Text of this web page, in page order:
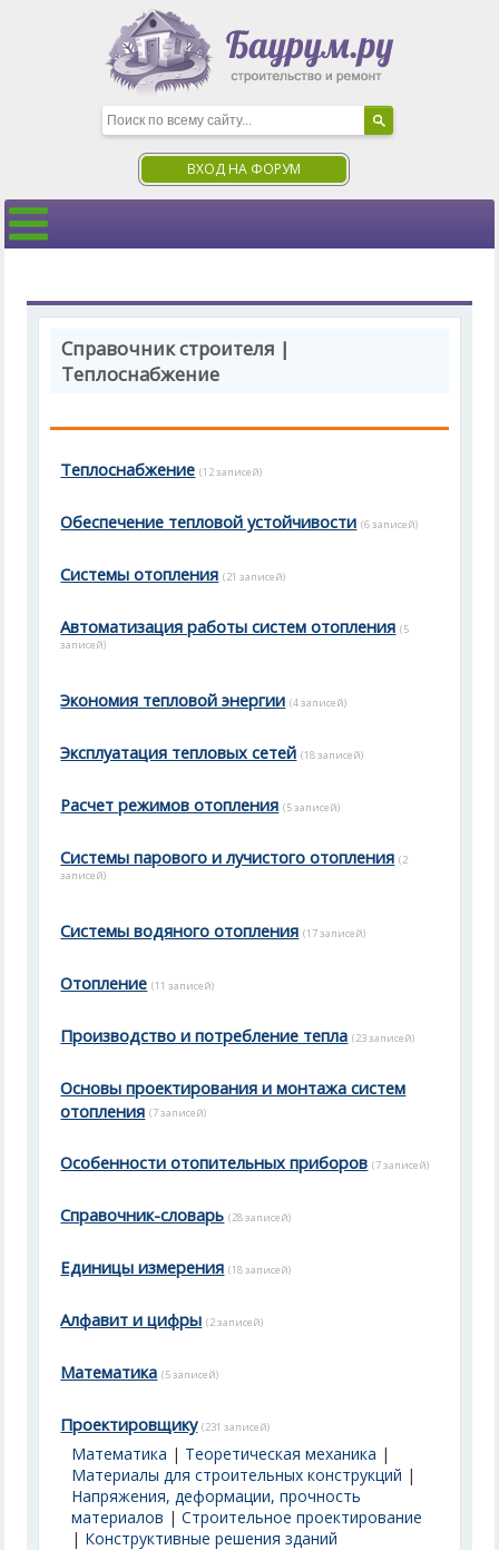
ВХОД НА ФОРУМ
Справочник строителя |
Теплоснабжение
Теплоснабжение (12 записей)
Обеспечение тепловой устойчивости (6 записей)
Системы отопления (21 записей)
Автоматизация работы систем отопления (5
записей)
Экономия тепловой энергии (4 записей)
Эксплуатация тепловых сетей (18 записей)
Расчет режимов отопления (5 записей)
Системы парового и лучистого отопления (2
записей)
Системы водяного отопления (17 записей)
Отопление (11 записей)
Производство и потребление тепла (23 записей)
Основы проектирования и монтажа систем
отопления (7 записей)
Особенности отопительных приборов (7 записей)
Справочник-словарь (28 записей)
Единицы измерения (18 записей)
Алфавит и цифры (2 записей)
Математика (5 записей)
Проектировщику (231 записей)
Математика | Теоретическая механика |
Материалы для строительных конструкций |
Напряжения, деформации, прочность
материалов |Строительное проектирование
| Конструктивные решения зданий